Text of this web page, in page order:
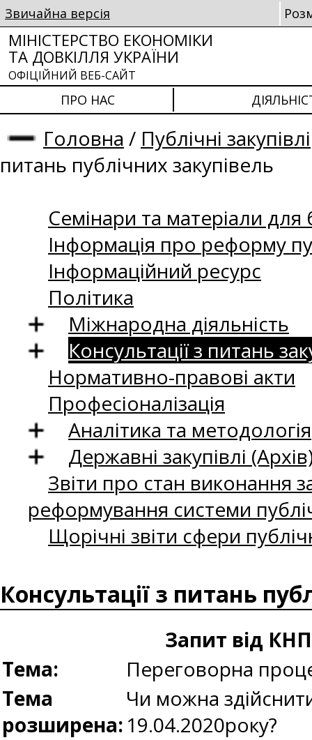
Звичайна версія
МІНІСТЕРСТВО ЕКОНОМІКИ
ТА ДОВКІЛЛЯ УКРАЇНИ
ОФІЦІЙНИЙ ВЕБ-САЙТ
ПРО НАС
Головна / Публічні закупівлі
питань публічних закупівель
Семінари та матеріали для
Інформація про реформу
Інформаційний ресурс
Політика
Міжнародна діяльність
Консультації з питань
Нормативно-правові акти
Професіоналізація
Аналітика та методологія
Державні закупівлі
Звіти про стан виконання
реформування системи
Щорічні звіти сфери
Консультації з питань
Запит від
Тема:
Переговорна
Тема
розширена:
Чи можна
19.04.2020року?